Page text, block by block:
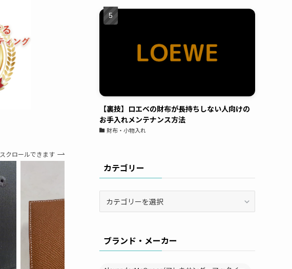
スクロールできます
See All Reviews
【裏技】ロエベの財布が長持ちしない人向けの
お手入れメンテナンス方法
財布・小物入れ
カテゴリー
ーブランド・メーカー